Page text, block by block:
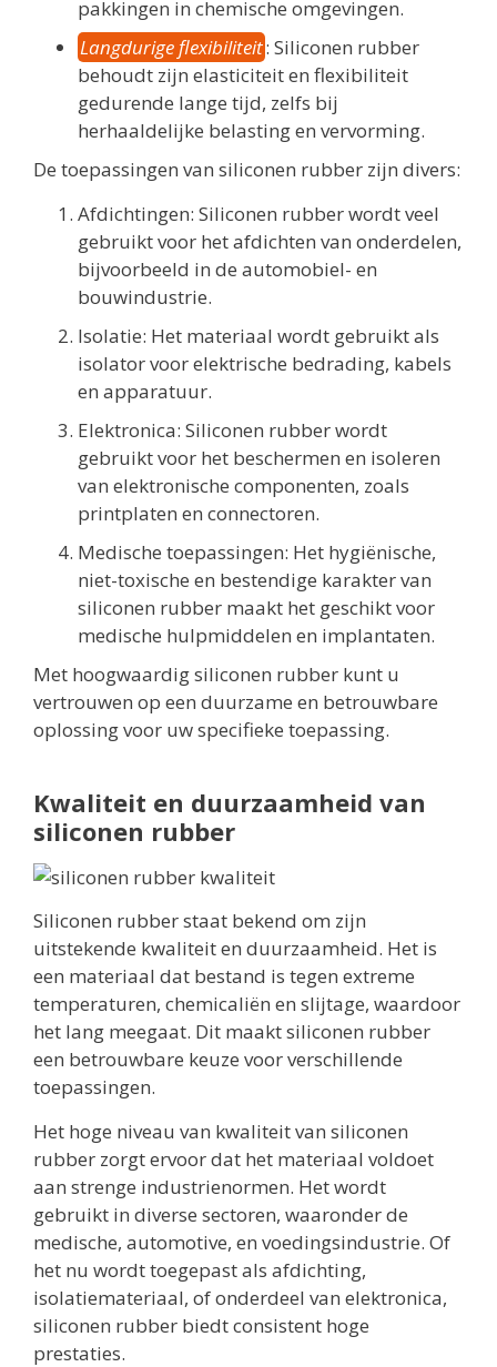
pakkingen in chemische omgevingen.
Langdurige flexibiliteit: Siliconen rubber
behoudt zijn elasticiteit en flexibiliteit
gedurende lange tijd, zelfs bij
herhaaldelijke belasting en vervorming.
De toepassingen van siliconen rubber zijn divers:
Afdichtingen: Siliconen rubber wordt veel
gebruikt voor het afdichten van onderdelen,
bijvoorbeeld in de automobiel- en
bouwindustrie.
Isolatie: Het materiaal wordt gebruikt als
isolator voor elektrische bedrading, kabels
en apparatuur.
Elektronica: Siliconen rubber wordt
gebruikt voor het beschermen en isoleren
van elektronische componenten, zoals
printplaten en connectoren.
Medische toepassingen: Het hygiënische,
niet-toxische en bestendige karakter van
siliconen rubber maakt het geschikt voor
medische hulpmiddelen en implantaten.
Met hoogwaardig siliconen rubber kunt u
vertrouwen op een duurzame en betrouwbare
oplossing voor uw specifieke toepassing.
Kwaliteit en duurzaamheid van
siliconen rubber
Siliconen rubber staat bekend om zijn
uitstekende kwaliteit en duurzaamheid. Het is
een materiaal dat bestand is tegen extreme
temperaturen, chemicaliën en slijtage, waardoor
het lang meegaat. Dit maakt siliconen rubber
een betrouwbare keuze voor verschillende
toepassingen.
Het hoge niveau van kwaliteit van siliconen
rubber zorgt ervoor dat het materiaal voldoet
aan strenge industrienormen. Het wordt
gebruikt in diverse sectoren, waaronder de
medische, automotive, en voedingsindustrie. Of
het nu wordt toegepast als afdichting,
isolatiemateriaal, of onderdeel van elektronica,
siliconen rubber biedt consistent hoge
prestaties.